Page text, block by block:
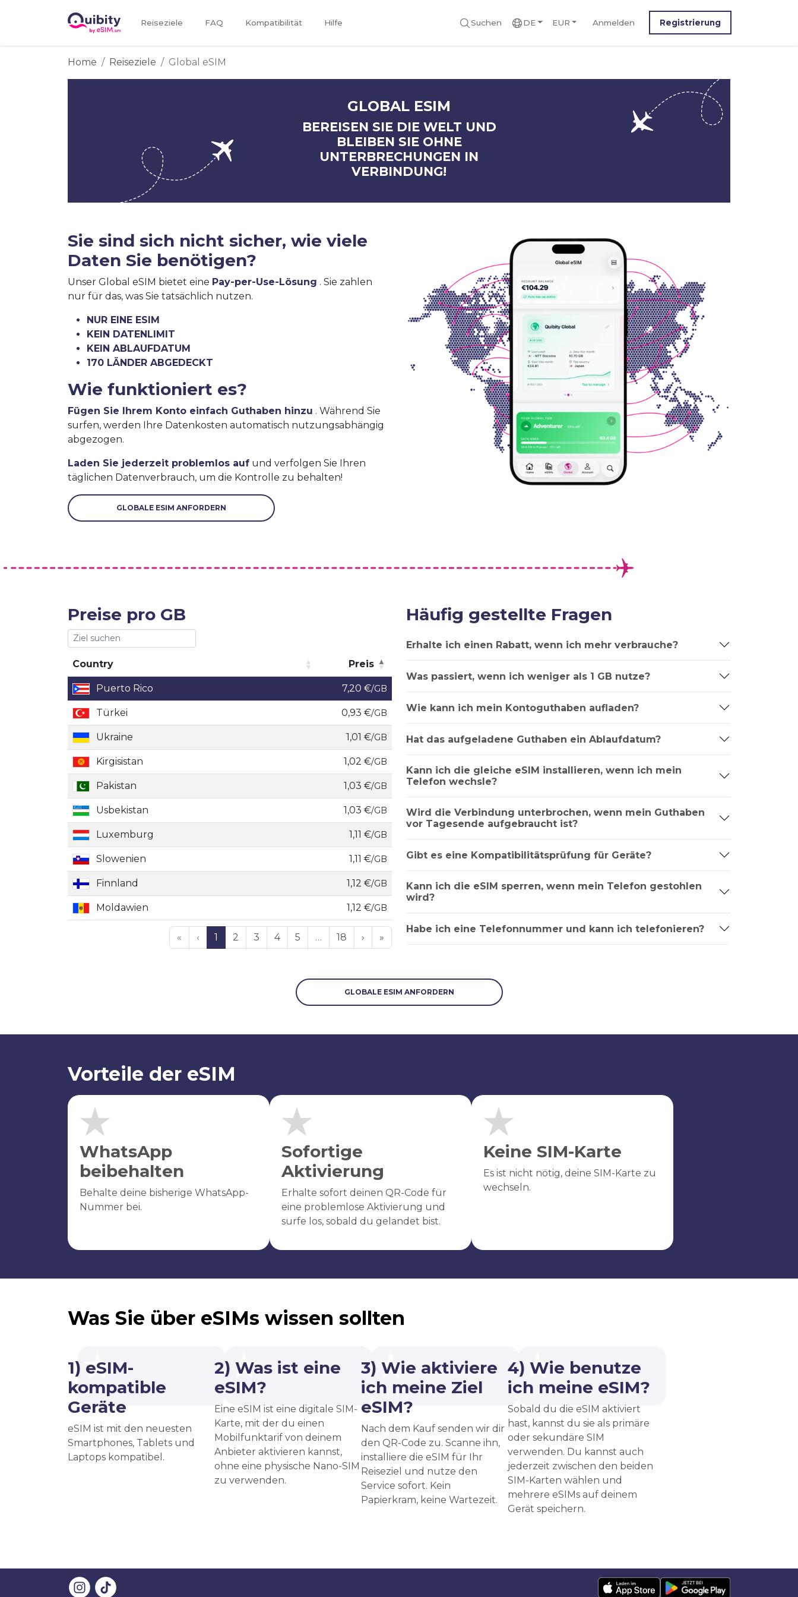
Reiseziele FAQ Kompatibilität Hilfe Suchen DE EUR Anmelden Registrierung
Home Reiseziele Global eSIM
GLOBAL ESIM
BEREISEN SIE DIE WELT UND
BLEIBEN SIE OHNE
UNTERBRECHUNGEN IN
VERBINDUNG!
Sie sind sich nicht sicher, wie viele
Daten Sie benötigen?
Unser Global eSIM bietet eine Pay-per-Use-Lösung . Sie zahlen
nur für das, was Sie tatsächlich nutzen.
NUR EINE ESIM
KEIN DATENLIMIT
KEIN ABLAUFDATUM
170 LÄNDER ABGEDECKT
Wie funktioniert es?
Fügen Sie Ihrem Konto einfach Guthaben hinzu . Während Sie
surfen, werden Ihre Datenkosten automatisch nutzungsabhängig
abgezogen.
Laden Sie jederzeit problemlos auf und verfolgen Sie Ihren
täglichen Datenverbrauch, um die Kontrolle zu behalten!
GLOBALE ESIM ANFORDERN
Preise pro GB
Country
Preis
Country
Preis
Puerto Rico 7,20 €/GB
Türkei 0,93 €/GB
Ukraine 1,01 €/GB
Kirgisistan 1,02 €/GB
Pakistan 1,03 €/GB
Usbekistan 1,03 €/GB
Luxemburg 1,11 €/GB
Slowenien 1,11 €/GB
Finnland 1,12 €/GB
Moldawien 1,12 €/GB
« ‹ 1 2 3 4 5 … 18 › »
Häufig gestellte Fragen
Erhalte ich einen Rabatt, wenn ich mehr verbrauche?
Was passiert, wenn ich weniger als 1 GB nutze?
Wie kann ich mein Kontoguthaben aufladen?
Hat das aufgeladene Guthaben ein Ablaufdatum?
Kann ich die gleiche eSIM installieren, wenn ich mein
Telefon wechsle?
Wird die Verbindung unterbrochen, wenn mein Guthaben
vor Tagesende aufgebraucht ist?
Gibt es eine Kompatibilitätsprüfung für Geräte?
Kann ich die eSIM sperren, wenn mein Telefon gestohlen
wird?
Habe ich eine Telefonnummer und kann ich telefonieren?
GLOBALE ESIM ANFORDERN
Vorteile der eSIM
WhatsApp
beibehalten
Behalte deine bisherige WhatsApp-
Nummer bei.
Sofortige
Aktivierung
Erhalte sofort deinen QR-Code für
eine problemlose Aktivierung und
surfe los, sobald du gelandet bist.
Keine SIM-Karte
Es ist nicht nötig, deine SIM-Karte zu
wechseln.
Was Sie über eSIMs wissen sollten
1) eSIM-
kompatible
Geräte
eSIM ist mit den neuesten
Smartphones, Tablets und
Laptops kompatibel.
2) Was ist eine
eSIM?
Eine eSIM ist eine digitale SIM-
Karte, mit der du einen
Mobilfunktarif von deinem
Anbieter aktivieren kannst,
ohne eine physische Nano-SIM
zu verwenden.
3) Wie aktiviere
ich meine Ziel
eSIM?
Nach dem Kauf senden wir dir
den QR-Code zu. Scanne ihn,
installiere die eSIM für Ihr
Reiseziel und nutze den
Service sofort. Kein
Papierkram, keine Wartezeit.
4) Wie benutze
ich meine eSIM?
Sobald du die eSIM aktiviert
hast, kannst du sie als primäre
oder sekundäre SIM
verwenden. Du kannst auch
jederzeit zwischen den beiden
SIM-Karten wählen und
mehrere eSIMs auf deinem
Gerät speichern.